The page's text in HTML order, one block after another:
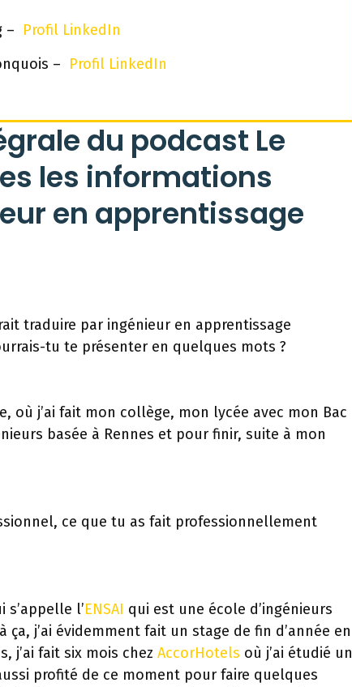
– Profil LinkedIn
– Profil LinkedIn
du podcast Le
les informations
en apprentissage
traduire par ingénieur en apprentissage
tu te présenter en quelques mots ?
où j’ai fait mon collège, mon lycée avec mon Bac
basée à Rennes et pour finir, suite à mon
ce que tu as fait professionnellement
s’appelle l’ENSAI qui est une école d’ingénieurs
j’ai évidemment fait un stage de fin d’année en
j’ai fait six mois chez AccorHotels où j’ai étudié un
profité de ce moment pour faire quelques